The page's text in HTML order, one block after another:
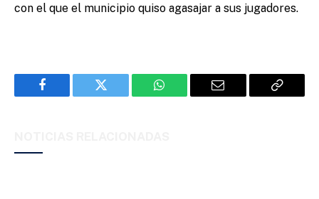
con el que el municipio quiso agasajar a sus jugadores.
Facebook Twitter WhatsApp Email
Copy